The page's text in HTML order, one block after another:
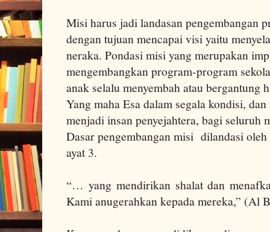
Misi harus jadi landasan pengembangan
dengan tujuan mencapai visi yaitu
neraka. Pondasi misi yang merupakan
mengembangkan program-program
anak selalu menyembah atau bergantung
Yang maha Esa dalam segala kondisi,
menjadi insan penyejahtera, bagi seluruh
Dasar pengembangan misi dilandasi
ayat 3.
“… yang mendirikan shalat dan
Kami anugerahkan kepada mereka,” (Al